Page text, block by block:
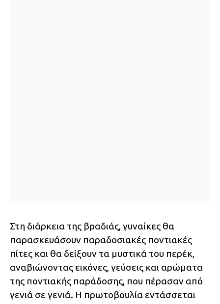
Στη διάρκεια της βραδιάς, γυναίκες θα
παρασκευάσουν παραδοσιακές ποντιακές
πίτες και θα δείξουν τα μυστικά του περέκ,
αναβιώνοντας εικόνες, γεύσεις και αρώματα
της ποντιακής παράδοσης, που πέρασαν από
γενιά σε γενιά. Η πρωτοβουλία εντάσσεται